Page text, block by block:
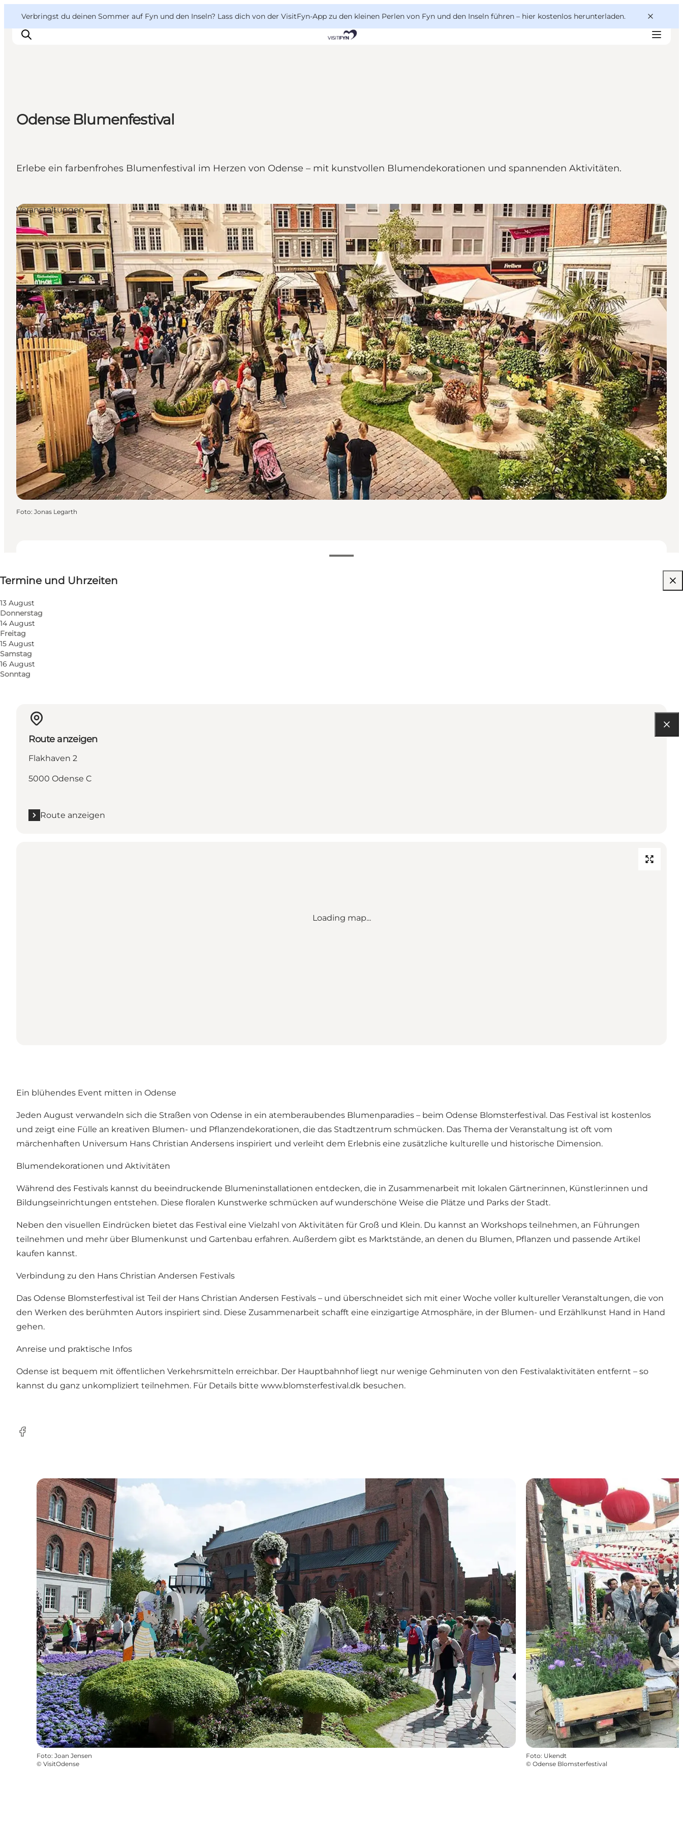
Verbringst du deinen Sommer auf Fyn und den Inseln? Lass dich von der VisitFyn-App zu den kleinen Perlen von Fyn und den Inseln führen – hier kostenlos herunterladen.
Reise Ideen
Outdoor & bike
VisitFyn
Deutsch
Odense Blumenfestival
Erlebe ein farbenfrohes Blumenfestival im Herzen von Odense – mit kunstvollen Blumendekorationen und spannenden Aktivitäten.
Termine und Uhrzeiten
13 August
Donnerstag
14 August
Freitag
15 August
Samstag
16 August
Sonntag
Kostenlos
Veranstaltungen
Foto: Jonas Legarth
Route anzeigen
Flakhaven 2
5000 Odense C
Route anzeigen
Loading map...
Ein blühendes Event mitten in Odense
Jeden August verwandeln sich die Straßen von Odense in ein atemberaubendes Blumenparadies – beim Odense Blomsterfestival. Das Festival ist kostenlos
und zeigt eine Fülle an kreativen Blumen- und Pflanzendekorationen, die das Stadtzentrum schmücken. Das Thema der Veranstaltung ist oft vom
märchenhaften Universum Hans Christian Andersens inspiriert und verleiht dem Erlebnis eine zusätzliche kulturelle und historische Dimension.
Blumendekorationen und Aktivitäten
Während des Festivals kannst du beeindruckende Blumeninstallationen entdecken, die in Zusammenarbeit mit lokalen Gärtner:innen, Künstler:innen und
Bildungseinrichtungen entstehen. Diese floralen Kunstwerke schmücken auf wunderschöne Weise die Plätze und Parks der Stadt.
Neben den visuellen Eindrücken bietet das Festival eine Vielzahl von Aktivitäten für Groß und Klein. Du kannst an Workshops teilnehmen, an Führungen
teilnehmen und mehr über Blumenkunst und Gartenbau erfahren. Außerdem gibt es Marktstände, an denen du Blumen, Pflanzen und passende Artikel
kaufen kannst.
Verbindung zu den Hans Christian Andersen Festivals
Das Odense Blomsterfestival ist Teil der Hans Christian Andersen Festivals – und überschneidet sich mit einer Woche voller kultureller Veranstaltungen, die von
den Werken des berühmten Autors inspiriert sind. Diese Zusammenarbeit schafft eine einzigartige Atmosphäre, in der Blumen- und Erzählkunst Hand in Hand
gehen.
Anreise und praktische Infos
Odense ist bequem mit öffentlichen Verkehrsmitteln erreichbar. Der Hauptbahnhof liegt nur wenige Gehminuten von den Festivalaktivitäten entfernt – so
kannst du ganz unkompliziert teilnehmen. Für Details bitte www.blomsterfestival.dk besuchen.
Facebook
Foto: Joan Jensen
© VisitOdense
Foto: Ukendt
© Odense Blomsterfestival